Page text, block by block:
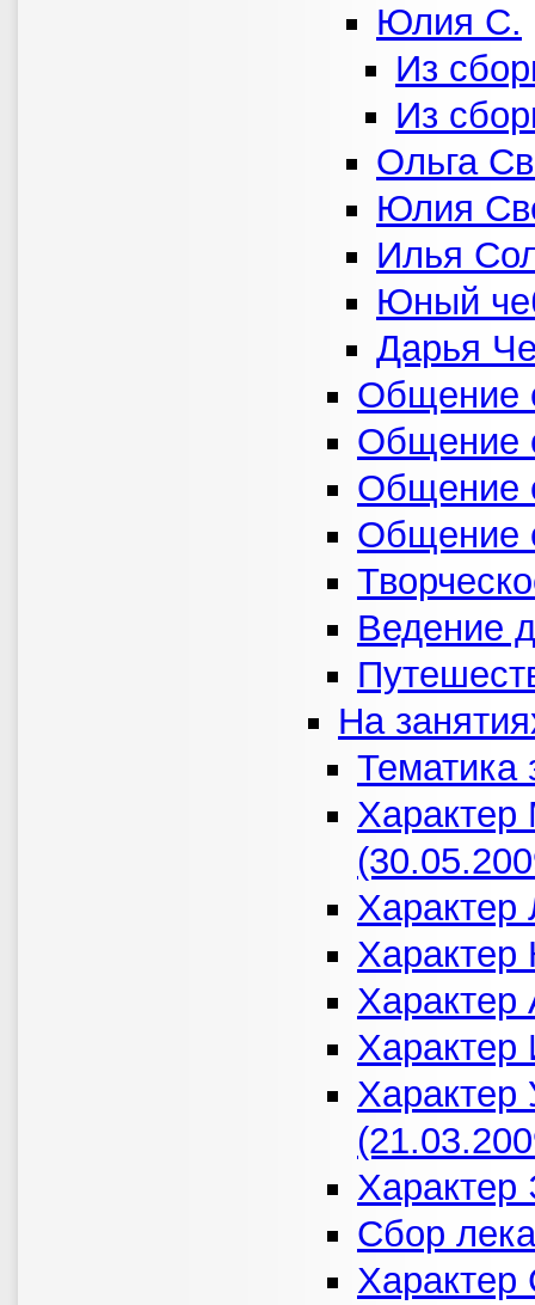
Юлия С.
Из
Из
Ольга
Юлия
Илья
Юный
Дарья
Общение
Общение
Общение
Общение
Ведение
На
Тематика
Характер
Характер
Характер
Характер
Характер
Характер
Сбор